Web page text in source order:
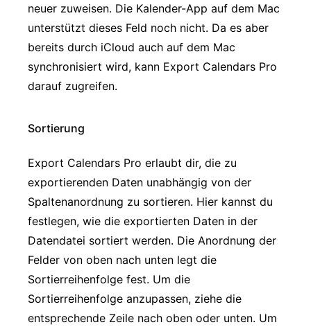
neuer zuweisen. Die Kalender-App auf dem Mac
unterstützt dieses Feld noch nicht. Da es aber
bereits durch iCloud auch auf dem Mac
synchronisiert wird, kann Export Calendars Pro
darauf zugreifen.
Sortierung
Export Calendars Pro erlaubt dir, die zu
exportierenden Daten unabhängig von der
Spaltenanordnung zu sortieren. Hier kannst du
festlegen, wie die exportierten Daten in der
Datendatei sortiert werden. Die Anordnung der
Felder von oben nach unten legt die
Sortierreihenfolge fest. Um die
Sortierreihenfolge anzupassen, ziehe die
entsprechende Zeile nach oben oder unten. Um